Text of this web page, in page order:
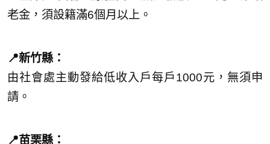
老金，須設籍滿6個月以上。
📍新竹縣：
由社會處主動發給低收入戶每戶1000元，無須申
請。
📍苗栗縣：